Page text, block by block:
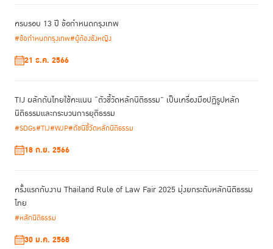
ศ.(พิเศษ) ดร. กิตติพงษ์ กิตยารักษ์ ประธานกรรมการ TIJ ได้กล่าวในห้วงพิธี
“ตลอด 15 ปีที่ผ่านมาได้มีการอนุวัติข้อกำหนดกรุงเทพอย่างกว้างขวาง แต่ยัง
มีความท้าทายอย่างต่อเนื่องในการปฏิบัติตามข้อกำหนดนี้ หัวใจสำคัญของ
นิทรรศการนี้คือความเชื่อที่ว่าก้าวต่อไปของประชาคมระหว่างประเทศ คือการไป
หรือเอกชน แต่รวมถึงภาคประชาสังคม และโดยเฉพาะอย่างยิ่งเสียงของผู้มี
ครบรอบ 13 ปี ข้อกำหนดกรุงเทพ
#ข้อกำหนดกรุงเทพ#ผู้ต้องขังหญิง
21 ธ.ค. 2566
TIJ ผลักดันไทยใช้คะแนน “ตัวชี้วัดหลักนิติธรรม” เป็นเครื่องมือปฏิรูปหลัก
นิติธรรมและกระบวนการยุติธรรม
#SDGs#TIJ#WJP#ดัชนีชี้วัดหลักนิติธรรม
18 ก.ย. 2566
ครั้งแรกกับงาน Thailand Rule of Law Fair 2025 มุ่งยกระดับหลักนิติธรรม
ไทย
#หลักนิติธรรม
30 ม.ค. 2568